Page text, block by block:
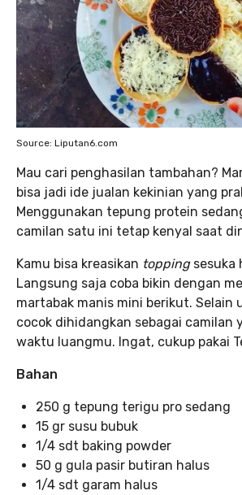
Source: Liputan6.com
Mau cari penghasilan tambahan?
bisa jadi ide jualan kekinian yang
Menggunakan tepung protein
camilan satu ini tetap kenyal saat
Kamu bisa kreasikan topping sesuka
Langsung saja coba bikin dengan
martabak manis mini berikut. Selain
cocok dihidangkan sebagai camilan
waktu luangmu. Ingat, cukup pakai
Bahan
250 g tepung terigu pro sedang
15 gr susu bubuk
1/4 sdt baking powder
50 g gula pasir butiran halus
1/4 sdt garam halus